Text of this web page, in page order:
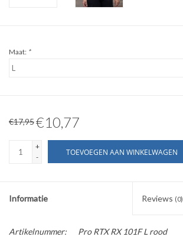
OVERIG
Maat: *
€17,95€10,77
+
-
TOEVOEGEN AAN WINKELWAGEN
Informatie Reviews (0)
Artikelnummer:
Pro RTX RX 101F L rood